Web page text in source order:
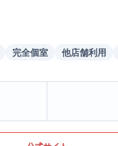
完全個室 他店舗利用